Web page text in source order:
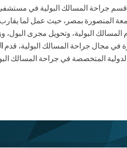
جراحة المسالك البولية في مستشفى
الكلى في جامعة المنصورة بمصر، حيث عمل لما
المسالك البولية، وتحويل مجرى البول،
المتخصصة في جراحة المسالك